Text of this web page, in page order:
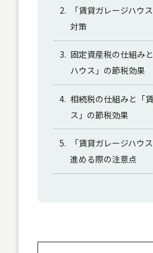
2.
「賃貸ガレージハウ
対策
3. 固定資産税の仕組み
ハウス」の節税効果
4. 相続税の仕組みと「
ス」の節税効果
5.
「賃貸ガレージハウ
進める際の注意点